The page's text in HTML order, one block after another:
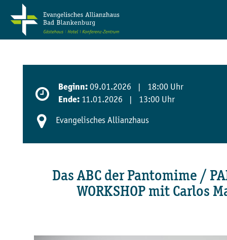
Beginn: 09.01.2026 | 18:00 Uhr
Ende: 11.01.2026 | 13:00 Uhr
Evangelisches Allianzhaus
Das ABC der Pantomime /
WORKSHOP mit Carlos